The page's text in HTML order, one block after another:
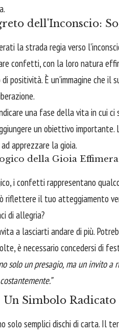
dell'Inconscio:
la strada regia verso
confetti, con la loro natura
positività. È un'immagine che il
una fase della vita in cui
un obiettivo importante.
apprezzare la gioia.
della Gioia Effimera
i confetti rappresentano
riflettere il tuo atteggiamento
di allegria?
a lasciarti andare di più.
è necessario concedersi di
solo un presagio, ma un invito
Simbolo
solo semplici dischi di carta. Il